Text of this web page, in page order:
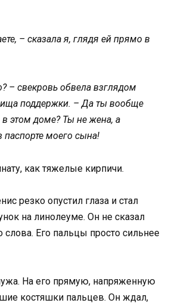
– сказала я, глядя ей прямо в
– свекровь обвела взглядом
ища поддержки. – Да ты вообще
этом доме? Ты не жена, а
моего сына!
как тяжелые кирпичи.
резко опустил глаза и стал
на линолеуме. Он не сказал
слова. Его пальцы просто сильнее
На его прямую, напряженную
костяшки пальцев. Он ждал,